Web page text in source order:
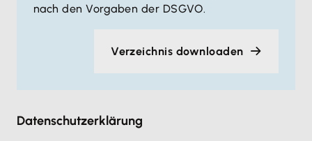
nach den Vorgaben der DSGVO.
Verzeichnis downloaden
Datenschutzerklärung